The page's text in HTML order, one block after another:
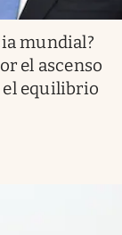
mundial?
el ascenso
el equilibrio